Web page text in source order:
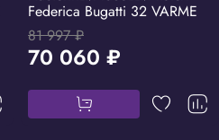
Federica Bugatti 32 VARME
81 997 ₽
70 060 ₽